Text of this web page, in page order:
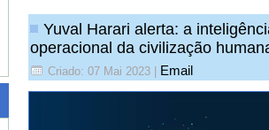
Yuval Harari alerta: a
operacional da civilização
Criado: 07 Mai 2023 Email